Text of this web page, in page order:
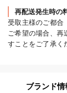
再配送発生時の
受取主様のご都合
ご希望の場合、再
すことをご了承く
ブランド情